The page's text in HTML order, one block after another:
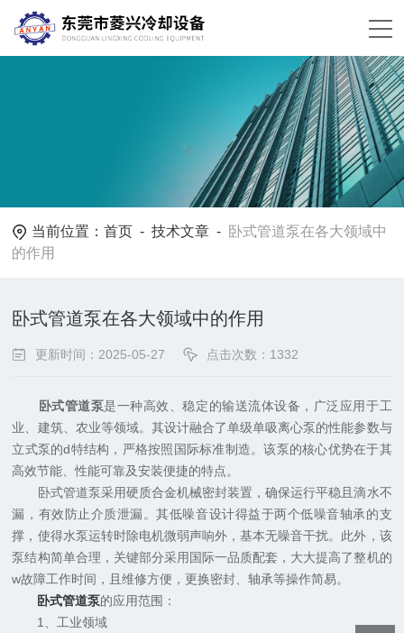
当前位置：首页 -技术文章 - 卧式管道泵在各大领域中
的作用
卧式管道泵在各大领域中的作用
更新时间：2025-05-27 点击次数：1332
卧式管道泵是一种高效、稳定的输送流体设备，广泛应用于工
业、建筑、农业等领域。其设计融合了单级单吸离心泵的性能参数与
立式泵的d特结构，严格按照国际标准制造。该泵的核心优势在于其
高效节能、性能可靠及安装便捷的特点。
卧式管道泵采用硬质合金机械密封装置，确保运行平稳且滴水不
漏，有效防止介质泄漏。其低噪音设计得益于两个低噪音轴承的支
撑，使得水泵运转时除电机微弱声响外，基本无噪音干扰。此外，该
泵结构简单合理，关键部分采用国际一品质配套，大大提高了整机的
w故障工作时间，且维修方便，更换密封、轴承等操作简易。
卧式管道泵的应用范围：
1、工业领域